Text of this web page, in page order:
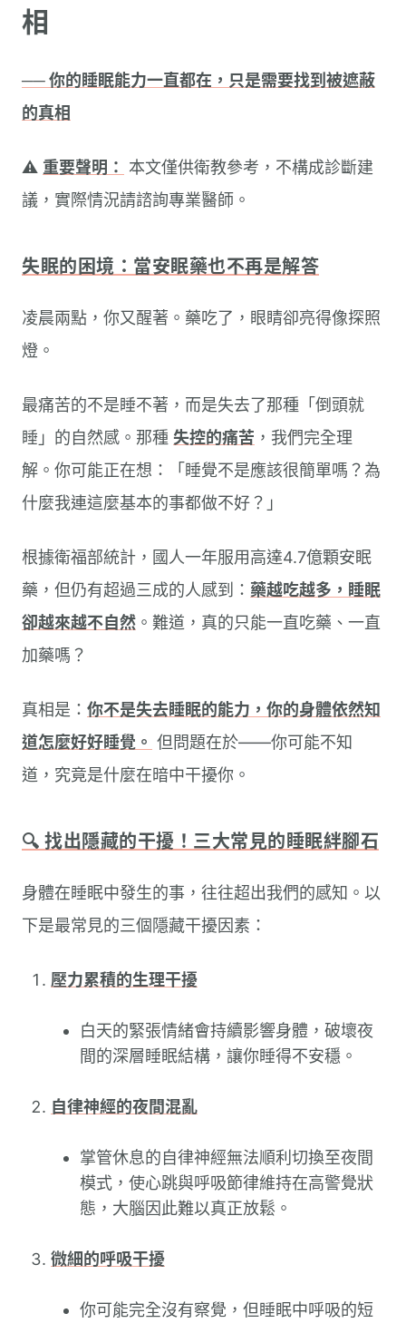
相
── 你的睡眠能力一直都在，只是需要找到被遮蔽
的真相
⚠️ 重要聲明：
本文僅供衛教參考，不構成診斷建
議，實際情況請諮詢專業醫師。
失眠的困境：當安眠藥也不再是解答
凌晨兩點，你又醒著。藥吃了，眼睛卻亮得像探照
燈。
最痛苦的不是睡不著，而是失去了那種「倒頭就
睡」的自然感。那種 失控的痛苦 ，我們完全理
解。你可能正在想：「睡覺不是應該很簡單嗎？為
什麼我連這麼基本的事都做不好？」
根據衛福部統計，國人一年服用高達4.7億顆安眠
藥，但仍有超過三成的人感到： 藥越吃越多，睡眠
卻越來越不自然 。難道，真的只能一直吃藥、一直
加藥嗎？
真相是： 你不是失去睡眠的能力，你的身體依然知
道怎麼好好睡覺。 但問題在於——你可能不知
道，究竟是什麼在暗中干擾你。
🔍 找出隱藏的干擾！三大常見的睡眠絆腳石
身體在睡眠中發生的事，往往超出我們的感知。以
下是最常見的三個隱藏干擾因素：
壓力累積的生理干擾
白天的緊張情緒會持續影響身體，破壞夜
間的深層睡眠結構，讓你睡得不安穩。
自律神經的夜間混亂
掌管休息的自律神經無法順利切換至夜間
模式，使心跳與呼吸節律維持在高警覺狀
態，大腦因此難以真正放鬆。
微細的呼吸干擾
你可能完全沒有察覺，但睡眠中呼吸的短